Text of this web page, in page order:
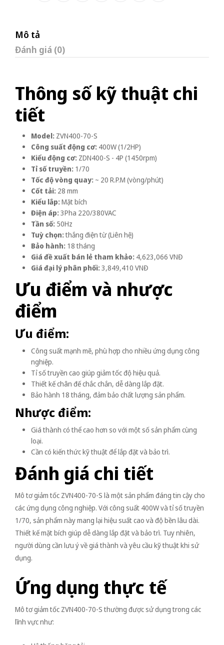
Mô tả
Đánh giá (0)
Thông số kỹ thuật chi
tiết
Model: ZVN400-70-S
Công suất động cơ: 400W (1/2HP)
Kiểu động cơ: ZDN400-S - 4P (1450rpm)
Tỉ số truyền: 1/70
Tốc độ vòng quay: ~ 20 R.P.M (vòng/phút)
Cốt tải: 28 mm
Kiểu lắp:Mặt bích
Điện áp:3Pha 220/380VAC
Tần số: 50Hz
Tuỳ chọn:thắng điện từ (Liên hệ)
Bảo hành: 18 tháng
Giá đề xuất bán lẻ tham khảo: 4,623,066 VNĐ
Giá đại lý phân phối:3,849,410 VNĐ
Ưu điểm và nhược
điểm
Ưu điểm:
Công suất mạnh mẽ, phù hợp cho nhiều ứng dụng công
nghiệp.
Tỉ số truyền cao giúp giảm tốc độ hiệu quả.
Thiết kế chân đế chắc chắn, dễ dàng lắp đặt.
Bảo hành 18 tháng, đảm bảo chất lượng sản phẩm.
Nhược điểm:
Giá thành có thể cao hơn so với một số sản phẩm cùng
loại.
Cần có kiến thức kỹ thuật để lắp đặt và bảo trì.
Đánh giá chi tiết
Mô tơ giảm tốc ZVN400-70-S là một sản phẩm đáng tin cậy cho
các ứng dụng công nghiệp. Với công suất 400W và tỉ số truyền
1/70, sản phẩm này mang lại hiệu suất cao và độ bền lâu dài.
Thiết kế mặt bích giúp dễ dàng lắp đặt và bảo trì. Tuy nhiên,
người dùng cần lưu ý về giá thành và yêu cầu kỹ thuật khi sử
dụng.
Ứng dụng thực tế
Mô tơ giảm tốc ZVN400-70-S thường được sử dụng trong các
lĩnh vực như: